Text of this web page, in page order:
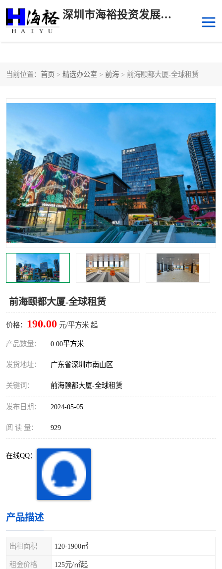
深圳市海裕投资发展有限公司
当前位置： 首页 > 精选办公室 > 前海 > 前海颐都大厦-全球租赁
前海颐都大厦-全球租赁
价格： 190.00 元/平方米 起
产品数量： 0.00平方米
发货地址： 广东省深圳市南山区
关键词： 前海颐都大厦-全球租赁
发布日期： 2024-05-05
阅 读 量： 929
在线QQ：
产品描述
出租面积 120-1900㎡
租金价格 125元/㎡起
南山华侨城
前海 深圳湾科技生态园
福田中心区写字楼租赁 宝安中心区
深圳宝安 福田车公庙
罗湖水贝 南山南油
龙华 罗湖区
宝安区 西乡
兴东 石岩
福田华强北
南山后海
南山区
南头
深圳超级总部基地
华侨城
龙岗区
宝安西乡